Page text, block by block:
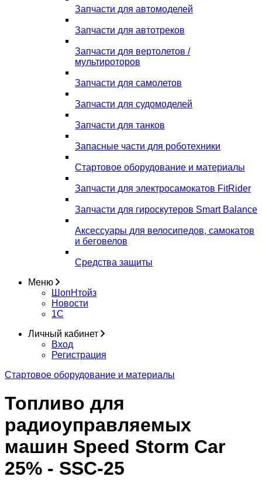
Запчасти для автомоделей
Запчасти для автотреков
Запчасти для вертолетов /
мультироторов
Запчасти для самолетов
Запчасти для судомоделей
Запчасти для танков
Запасные части для роботехники
Стартовое оборудование и материалы
Запчасти для электросамокатов FitRider
Запчасти для гироскутеров Smart Balance
Аксессуары для велосипедов, самокатов
и беговелов
Средства защиты
Меню
ШопНтойз
Новости
1C
Личный кабинет
Вход
Регистрация
Стартовое оборудование и материалы
Топливо для
радиоуправляемых
машин Speed Storm Car
25% - SSC-25